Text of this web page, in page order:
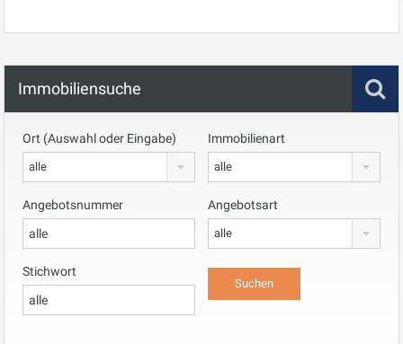
Immobiliensuche
Ort (Auswahl oder Eingabe)
alle
Immobilienart
alle
Angebotsnummer Angebotsart
alle
Stichwort